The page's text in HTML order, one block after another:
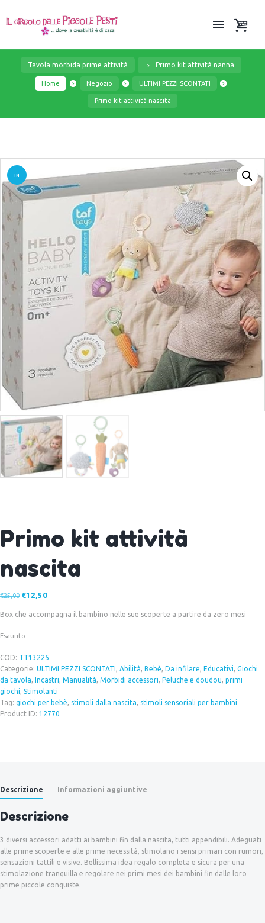
Tavola morbida prime attività Primo kit attività nanna
Home Negozio ULTIMI PEZZI SCONTATI
Primo kit attività nascita
IN
OFFER
Primo kit attività
nascita
€25,00 Il
originale
€25,00.
€12,50Il
attuale
Box che accompagna il bambino nelle sue scoperte a partire da zero mesi
Esaurito
COD: TT13225
Categorie: ULTIMI PEZZI SCONTATI, Abilità, Bebè, Da infilare, Educativi, Giochi
da tavola, Incastri, Manualità, Morbidi accessori, Peluche e doudou, primi
giochi, Stimolanti
Tag: giochi per bebè, stimoli dalla nascita, stimoli sensoriali per bambini
Product ID: 12770
Descrizione Informazioni aggiuntive
Descrizione
3 diversi accessori adatti ai bambini fin dalla nascita, tutti appendibili. Adeguati
alle prime scoperte e alle prime necessità, stimolano i sensi primari con rumori,
sensazioni tattili e visive. Bellissima idea regalo completa e sicura per una
stimolazione tranquilla e regolare nei primi mesi dei bambini fin dalle loro
prime piccole conquiste.